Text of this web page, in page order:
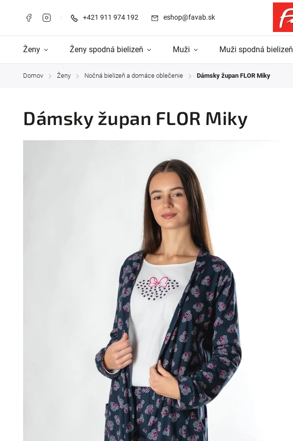
+421 911 974 192 eshop@favab.sk
Ženy Ženy spodná bielizeň Muži Muži spodná bielizeň
Domov / Ženy / Nočná bielizeň a domáce oblečenie / Dámsky župan FLOR Miky
Dámsky župan FLOR Miky